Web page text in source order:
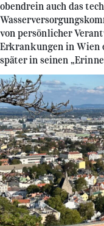
obendrein auch das
von persönlicher
Erkrankungen in Wien
später in seinen